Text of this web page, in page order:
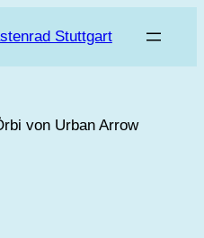
Stuttgart